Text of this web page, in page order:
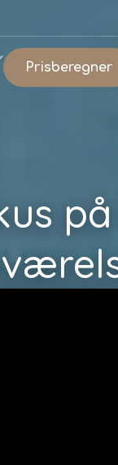
Prisberegner